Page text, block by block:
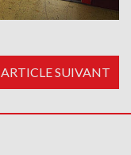
ARTICLE SUIVANT